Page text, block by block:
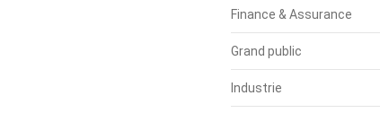
Finance & Assurance
Grand public
Industrie